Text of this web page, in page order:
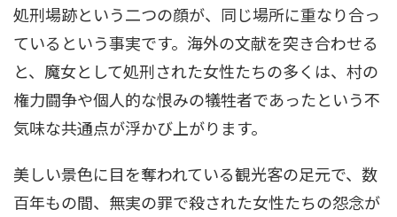
処刑場跡という二つの顔が、同じ場所に重なり合っ
ているという事実です。海外の文献を突き合わせる
と、魔女として処刑された女性たちの多くは、村の
権力闘争や個人的な恨みの犠牲者であったという不
気味な共通点が浮かび上がります。
美しい景色に目を奪われている観光客の足元で、数
百年もの間、無実の罪で殺された女性たちの怨念が